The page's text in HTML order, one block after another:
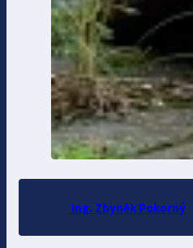
Ing. Zbyněk Pokorný